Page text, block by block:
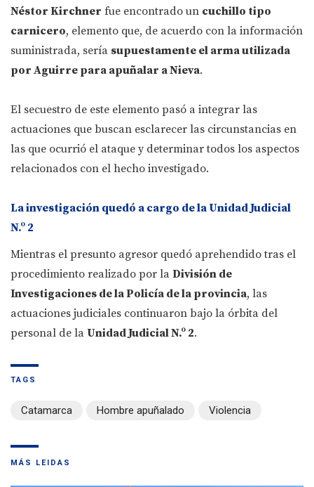
Néstor Kirchner fue encontrado un cuchillo tipo
carnicero, elemento que, de acuerdo con la información
suministrada, sería supuestamente el arma utilizada
por Aguirre para apuñalar a Nieva.
El secuestro de este elemento pasó a integrar las
actuaciones que buscan esclarecer las circunstancias en
las que ocurrió el ataque y determinar todos los aspectos
relacionados con el hecho investigado.
La investigación quedó a cargo de la Unidad Judicial
N.º 2
Mientras el presunto agresor quedó aprehendido tras el
procedimiento realizado por la División de
Investigaciones de la Policía de la provincia, las
actuaciones judiciales continuaron bajo la órbita del
personal de la Unidad Judicial N.º 2.
TAGS
Catamarca Hombre apuñalado Violencia
MÁS LEIDAS